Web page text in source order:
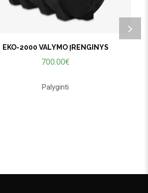
EKO-2000 VALYMO ĮRENGINYS
700.00€
Palyginti